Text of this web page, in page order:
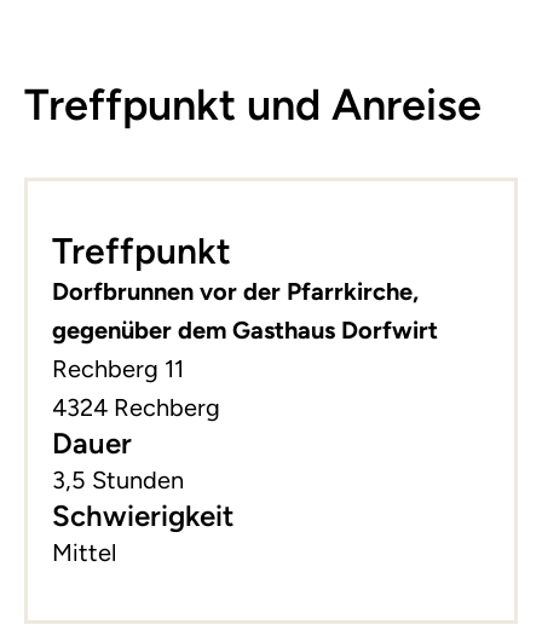
Treffpunkt und Anreise
−
Treffpunkt
Dorfbrunnen vor der Pfarrkirche,
gegenüber dem Gasthaus Dorfwirt
Rechberg 11
4324 Rechberg
Dauer
3,5 Stunden
Schwierigkeit
Mittel